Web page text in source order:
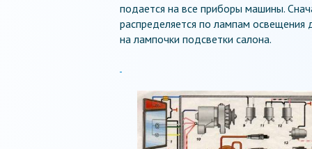
подается на все приборы машины.
распределяется по лампам освещения
на лампочки подсветки салона.